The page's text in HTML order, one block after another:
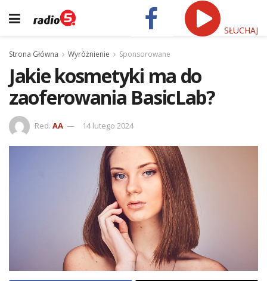
SŁUCHAJ
Strona Główna Wyróżnienie Sponsorowane
Jakie kosmetyki ma do
zaoferowania BasicLab?
Red. AA 14 lutego 2024